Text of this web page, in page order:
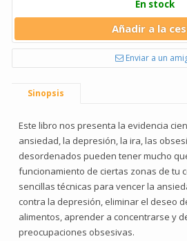
En stock
Añadir a la
Enviar a un
Sinopsis
Este libro nos presenta la evidencia
ansiedad, la depresión, la ira, las
desordenados pueden tener mucho
funcionamiento de ciertas zonas de tu
sencillas técnicas para vencer la
contra la depresión, eliminar el deseo
alimentos, aprender a concentrarse y
preocupaciones obsesivas.